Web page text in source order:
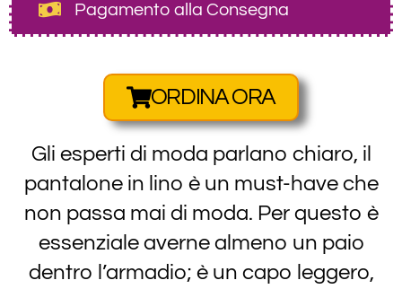
Pagamento alla Consegna
ORDINA ORA
Gli esperti di moda parlano chiaro, il
pantalone in lino è un must-have che
non passa mai di moda. Per questo è
essenziale averne almeno un paio
dentro l’armadio; è un capo leggero,